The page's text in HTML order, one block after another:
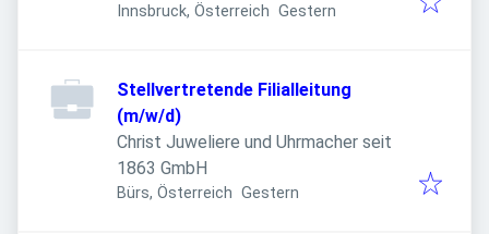
Innsbruck, Österreich Veröffentlicht
Gestern
Stellvertretende Filialleitung
(m/w/d)
Christ Juweliere und Uhrmacher seit
1863 GmbH
Bürs, Österreich Veröffentlicht
Gestern